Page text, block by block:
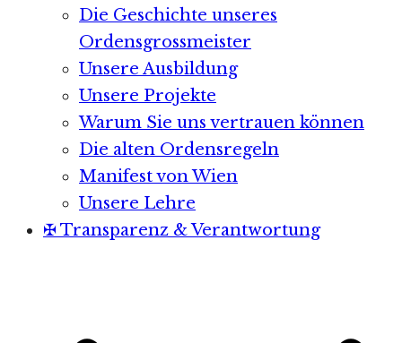
Die Geschichte unseres
Ordensgrossmeister
Unsere Ausbildung
Unsere Projekte
Warum Sie uns vertrauen können
Die alten Ordensregeln
Manifest von Wien
Unsere Lehre
✠ Transparenz & Verantwortung